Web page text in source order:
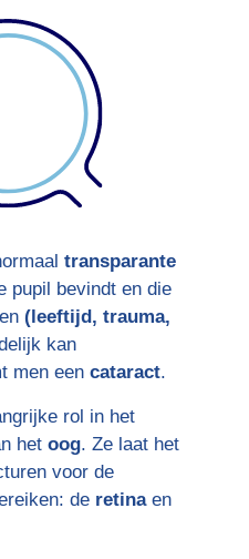
transparante
pupil bevindt en die
(leeftijd, trauma,
kan
men een cataract.
rol in het
het oog. Ze laat het
voor de
de retina en